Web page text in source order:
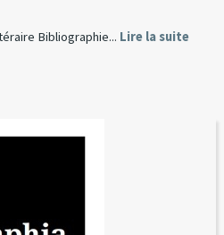
Bibliographie... Lire la suite